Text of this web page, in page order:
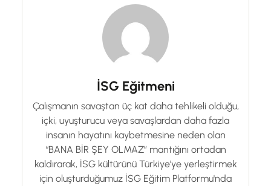
İSG Eğitmeni
Çalışmanın savaştan üç kat daha tehlikeli olduğu,
içki, uyuşturucu veya savaşlardan daha fazla
insanın hayatını kaybetmesine neden olan
“BANA BİR ŞEY OLMAZ” mantığını ortadan
kaldırarak, İSG kültürünü Türkiye’ye yerleştirmek
için oluşturduğumuz İSG Eğitim Platformu'nda